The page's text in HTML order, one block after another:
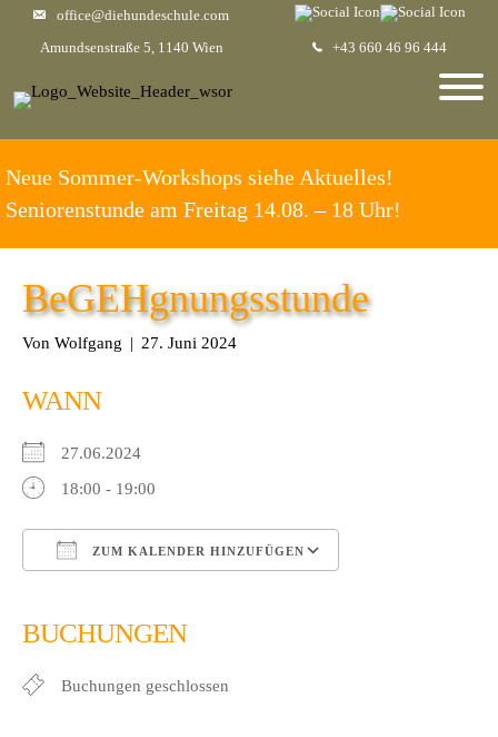
office@diehundeschule.com
+43 660 46 96 444
Amundsenstraße 5, 1140 Wien
Neue Sommer-Workshops siehe Aktuelles!
Seniorenstunde am Freitag 14.08. – 18 Uhr!
BeGEHgnungsstunde
Von Wolfgang | 27. Juni 2024
WANN
27.06.2024
18:00 - 19:00
ZUM KALENDER HINZUFÜGEN
BUCHUNGEN
Buchungen geschlossen